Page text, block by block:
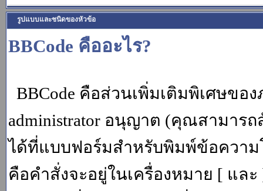
รูปแบบและชนิดของหัวข้อ
BBCode คืออะไร?
BBCode คือส่วนเพิ่มเติมพิเศษขอ
administrator อนุญาต (คุณสามาร
ได้ที่แบบฟอร์มสำหรับพิมพ์ข้อความ
คือคำสั่งจะอยู่ในเครื่องหมาย [ แล